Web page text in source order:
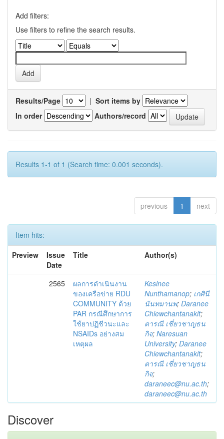
Add filters:
Use filters to refine the search results.
Results/Page | Sort items by
In order
Authors/record
Results 1-1 of 1 (Search time: 0.001 seconds).
previous 1 next
Item hits:
Preview
Issue
Date
Title Author(s)
2565
ผลการดำเนินงาน
ของเครือข่าย RDU
COMMUNITY ด้วย
PAR กรณีศึกษาการ
ใช้ยาปฏิชีวนะและ
NSAIDs อย่างสม
เหตุผล
Kesinee
Nunthamanop; เกศินี
นันทมานพ; Daranee
Chiewchantanakit;
ดารณี เชี่ยวชาญธน
กิจ; Naresuan
University; Daranee
Chiewchantanakit;
ดารณี เชี่ยวชาญธน
กิจ;
daraneec@nu.ac.th;
daraneec@nu.ac.th
Discover